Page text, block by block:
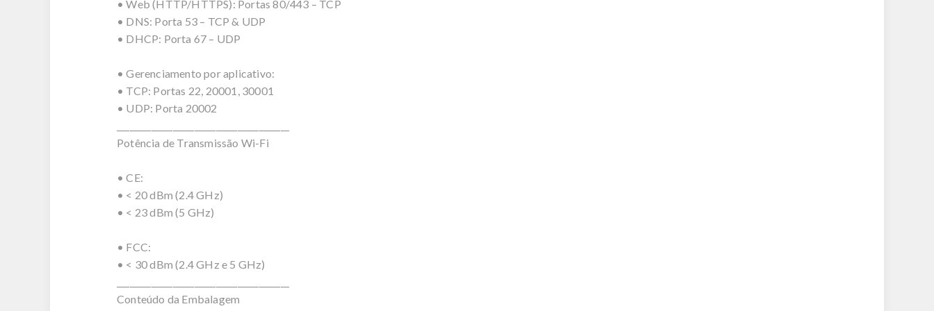
• Web (HTTP/HTTPS): Portas 80/443 – TCP
• DNS: Porta 53 – TCP & UDP
• DHCP: Porta 67 – UDP
• Gerenciamento por aplicativo:
• TCP: Portas 22, 20001, 30001
• UDP: Porta 20002
Potência de Transmissão Wi-Fi
• CE:
• < 20 dBm (2.4 GHz)
• < 23 dBm (5 GHz)
• FCC:
• < 30 dBm (2.4 GHz e 5 GHz)
Conteúdo da Embalagem